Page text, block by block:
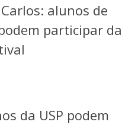
alunos de
participar da
da USP podem